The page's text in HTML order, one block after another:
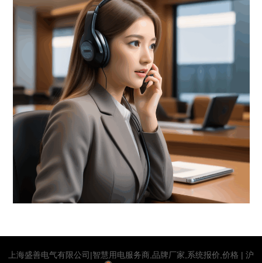
上海盛善电气有限公司|智慧用电服务商,品牌厂家,系统报价,价格 | 沪